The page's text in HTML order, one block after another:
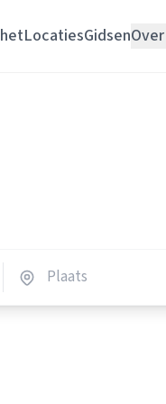
LocatiesGidsen